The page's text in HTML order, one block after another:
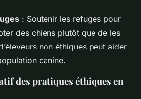
: Soutenir les refuges pour
des chiens plutôt que de les
non éthiques peut aider
canine.
des pratiques éthiques en